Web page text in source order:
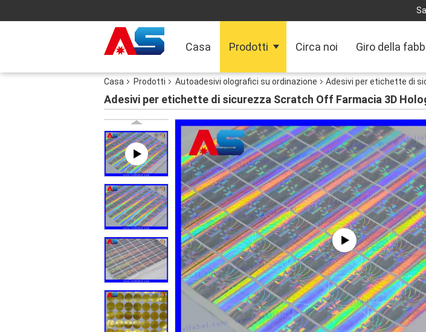
Casa Prodotti Circa noi Giro della
Casa Prodotti Autoadesivi olografici su ordinazione Adesivi per etichette di
Adesivi per etichette di sicurezza Scratch Off Farmacia 3D